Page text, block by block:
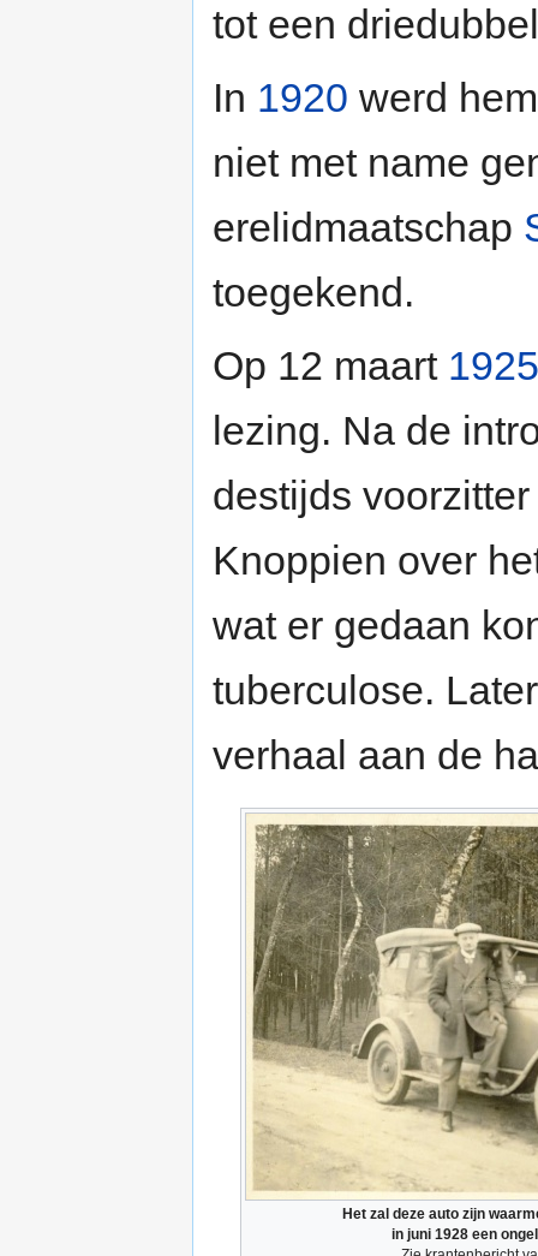
tot een
In 1920 werd
niet met name
erelidmaatschap
toegekend.
Op 12 maart 1925
lezing. Na de
destijds
Knoppien over
wat er gedaan
tuberculose.
verhaal aan de
Het zal deze auto zijn
in juni 1928 een